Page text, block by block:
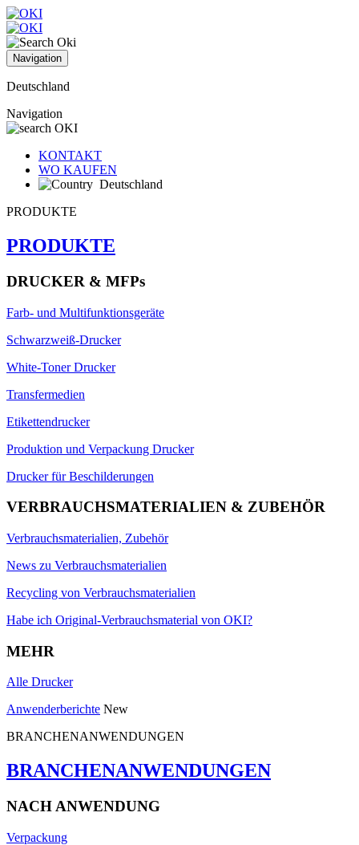
Navigation
Deutschland
Navigation
KONTAKT
WO KAUFEN
Deutschland
PRODUKTE
PRODUKTE
DRUCKER & MFPs
Farb- und Multifunktionsgeräte
Schwarzweiß-Drucker
White-Toner Drucker
Transfermedien
Etikettendrucker
Produktion und Verpackung Drucker
Drucker für Beschilderungen
VERBRAUCHSMATERIALIEN & ZUBEHÖR
Verbrauchsmaterialien, Zubehör
News zu Verbrauchsmaterialien
Recycling von Verbrauchsmaterialien
Habe ich Original-Verbrauchsmaterial von OKI?
MEHR
Alle Drucker
Anwenderberichte New
BRANCHENANWENDUNGEN
BRANCHENANWENDUNGEN
NACH ANWENDUNG
Verpackung